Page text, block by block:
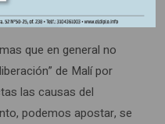
que en general no
de Malí por
las causas del
podemos apostar, se